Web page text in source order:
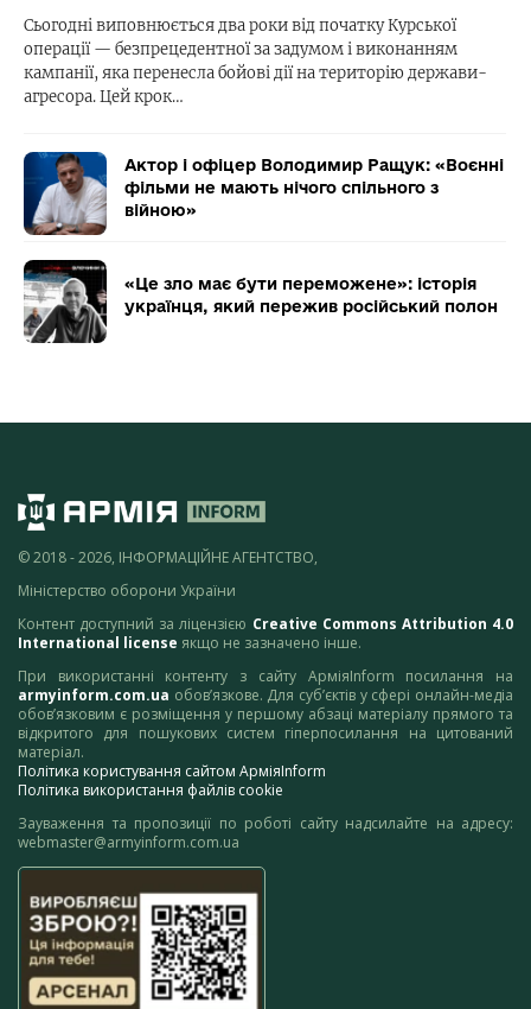
Сьогодні виповнюється два роки від початку Курської
операції — безпрецедентної за задумом і виконанням
кампанії, яка перенесла бойові дії на територію держави-
агресора. Цей крок…
Актор і офіцер Володимир Ращук: «Воєнні
фільми не мають нічого спільного з
війною»
«Це зло має бути переможене»: історія
українця, який пережив російський полон
© 2018 - 2026, ІНФОРМАЦІЙНЕ АГЕНТСТВО,
Міністерство оборони України
Контент доступний за ліцензією Creative Commons Attribution 4.0
International license якщо не зазначено інше.
При використанні контенту з сайту АрміяInform посилання на
armyinform.com.ua обов’язкове. Для суб’єктів у сфері онлайн-медіа
обов’язковим є розміщення у першому абзаці матеріалу прямого та
відкритого для пошукових систем гіперпосилання на цитований
матеріал.
Політика користування сайтом АрміяInform
Політика використання файлів cookie
Зауваження та пропозиції по роботі сайту надсилайте на адресу:
webmaster@armyinform.com.ua